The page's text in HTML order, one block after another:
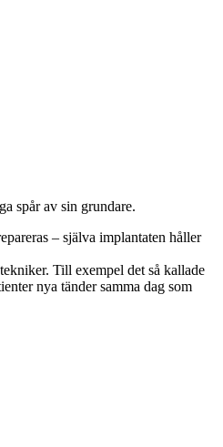
spår av sin grundare.
– själva implantaten håller
Till exempel det så kallade
nya tänder samma dag som